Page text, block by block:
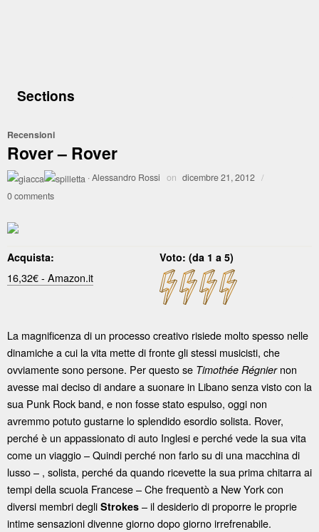
Sections
Recensioni
Rover – Rover
·Alessandro Rossi on dicembre 21, 2012 /
0 comments
Acquista: Voto: (da 1 a 5)
16,32€ - Amazon.it
La magnificenza di un processo creativo risiede molto spesso nelle
dinamiche a cui la vita mette di fronte gli stessi musicisti, che
ovviamente sono persone. Per questo se Timothée Régnier non
avesse mai deciso di andare a suonare in Libano senza visto con la
sua Punk Rock band, e non fosse stato espulso, oggi non
avremmo potuto gustarne lo splendido esordio solista. Rover,
perché è un appassionato di auto Inglesi e perché vede la sua vita
come un viaggio – Quindi perché non farlo su di una macchina di
lusso – , solista, perché da quando ricevette la sua prima chitarra ai
tempi della scuola Francese – Che frequentò a New York con
diversi membri degli Strokes – il desiderio di proporre le proprie
intime sensazioni divenne giorno dopo giorno irrefrenabile.